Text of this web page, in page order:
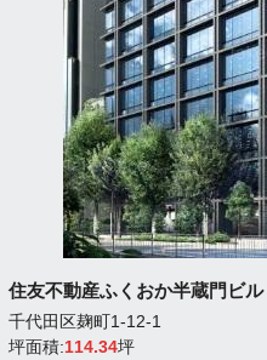
住友不動産ふくおか半蔵門ビル
千代田区麹町1-12-1
坪面積:114.34坪